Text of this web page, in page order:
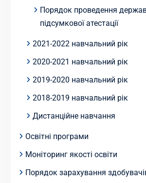
Порядок проведення
підсумкової атестації
2021-2022 навчальний рік
2020-2021 навчальний рік
2019-2020 навчальний рік
2018-2019 навчальний рік
Дистанційне навчання
Освітні програми
Моніторинг якості освіти
Порядок зарахування